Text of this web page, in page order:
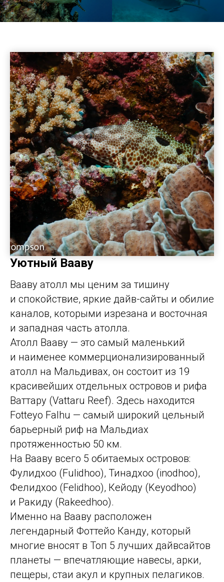
Уютный Вааву
Вааву атолл мы ценим за тишину
и спокойствие, яркие дайв-сайты и обилие
каналов, которыми изрезана и восточная
и западная часть атолла.
Атолл Вааву — это самый маленький
и наименее коммерционализированный
атолл на Мальдивах, он состоит из 19
красивейших отдельных островов и рифа
Ваттару (Vattaru Reef). Здесь находится
Fotteyo Falhu — самый широкий цельный
барьерный риф на Мальдиах
протяженностью 50 км.
На Вааву всего 5 обитаемых островов:
Фулидхоо (Fulidhoo), Тинадхоо (inodhoo),
Фелидхоо (Felidhoo), Кейоду (Keyodhoo)
и Ракиду (Rakeedhoo).
Именно на Вааву расположен
легендарный Фоттейо Канду, который
многие вносят в Топ 5 лучших дайвсайтов
планеты — впечатляющие навесы, арки,
пещеры, стаи акул и крупных пелагиков.